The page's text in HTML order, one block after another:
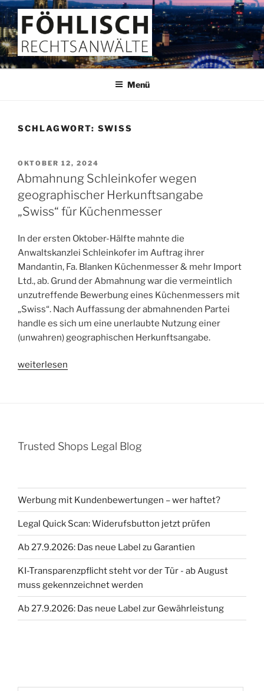
Zum
Inhalt
springen
FÖHLISCH
Rechtsanwälte
Menü
SCHLAGWORT: SWISS
VERÖFFENTLICHT
AM
OKTOBER 12, 2024
Abmahnung Schleinkofer wegen
geographischer Herkunftsangabe
„Swiss“ für Küchenmesser
In der ersten Oktober-Hälfte mahnte die
Anwaltskanzlei Schleinkofer im Auftrag ihrer
Mandantin, Fa. Blanken Küchenmesser & mehr Import
Ltd., ab. Grund der Abmahnung war die vermeintlich
unzutreffende Bewerbung eines Küchenmessers mit
„Swiss“. Nach Auffassung der abmahnenden Partei
handle es sich um eine unerlaubte Nutzung einer
(unwahren) geographischen Herkunftsangabe.
„Abmahnung
für
weiterlesen
Trusted Shops Legal Blog
Werbung mit Kundenbewertungen – wer haftet?
Legal Quick Scan: Widerufsbutton jetzt prüfen
Ab 27.9.2026: Das neue Label zu Garantien
KI-Transparenzpflicht steht vor der Tür - ab August
muss gekennzeichnet werden
Ab 27.9.2026: Das neue Label zur Gewährleistung